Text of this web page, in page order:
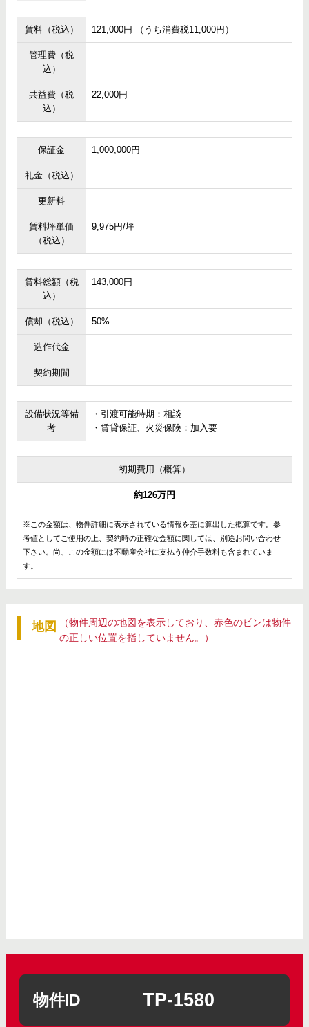
賃料（税込） 121,000円 （うち消費税11,000円）
管理費（税
込）
共益費（税
込）
22,000円
保証金 1,000,000円
礼金（税込）
更新料
賃料坪単価
（税込）
9,975円/坪
賃料総額（税
込）
143,000円
償却（税込） 50%
造作代金
契約期間
設備状況等備
考
・引渡可能時期：相談
・賃貸保証、火災保険：加入要
初期費用（概算）
約126万円
※この金額は、物件詳細に表示されている情報を基に算出した概算です。参
考値としてご使用の上、契約時の正確な金額に関しては、別途お問い合わせ
下さい。尚、この金額には不動産会社に支払う仲介手数料も含まれていま
す。
地図
（物件周辺の地図を表示しており、赤色のピンは物件
の正しい位置を指していません。）
物件ID TP-1580